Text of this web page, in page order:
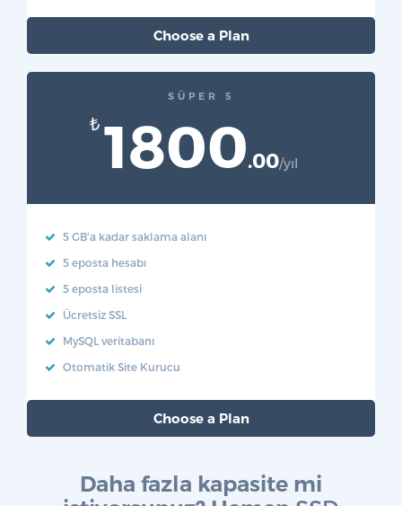
Choose a Plan
SÜPER 5
₺ 1800.00/yıl
5 GB'a kadar saklama alanı
5 eposta hesabı
5 eposta listesi
Ücretsiz SSL
MySQL veritabanı
Otomatik Site Kurucu
Choose a Plan
Daha fazla kapasite mi